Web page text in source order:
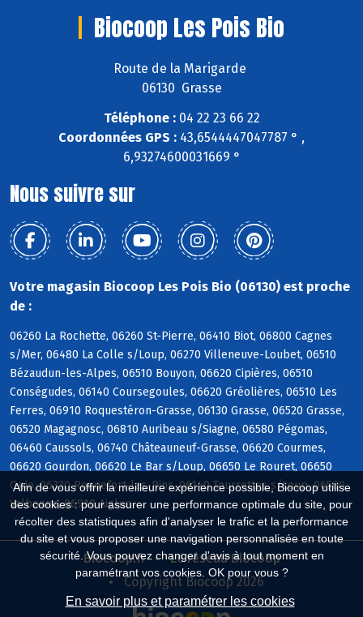
Afin de vous offrir la meilleure expérience possible, Biocoop utilise
des cookies : pour assurer une performance optimale du site, pour
récolter des statistiques afin d'analyser le trafic et la performance
du site et vous proposer une navigation personnalisée en toute
sécurité. Vous pouvez changer d'avis à tout moment en
paramétrant vos cookies. OK pour vous ?
En savoir plus et paramétrer les cookies
Biocoop Les Pois Bio
Route de la Marigarde
06130 Grasse
Téléphone :04 22 23 66 22
Coordonnées GPS : 43,6544447047787 ° ,
6,93274600031669 °
Nous suivre sur
Votre magasin Biocoop Les Pois Bio (06130) est proche
de :
06260 La Rochette, 06260 St-Pierre, 06410 Biot, 06800 Cagnes
s/Mer, 06480 La Colle s/Loup, 06270 Villeneuve-Loubet, 06510
Bézaudun-les-Alpes, 06510 Bouyon, 06620 Cipières, 06510
Conségudes, 06140 Coursegoules, 06620 Gréolières, 06510 Les
Ferres, 06910 Roquestéron-Grasse, 06130 Grasse, 06520 Grasse,
06520 Magagnosc, 06810 Auribeau s/Siagne, 06580 Pégomas,
06460 Caussols, 06740 Châteauneuf-Grasse, 06620 Courmes,
06620 Gourdon, 06620 Le Bar s/Loup, 06650 Le Rouret, 06650
Opio, 06330 Roquefort-les-Pins, 06140 Tourrettes s/Loup, 06560
Valbonne, 06910 Aiglun
Biocoop.fr
Le réseau Biocoop
Copyright Biocoop 2026